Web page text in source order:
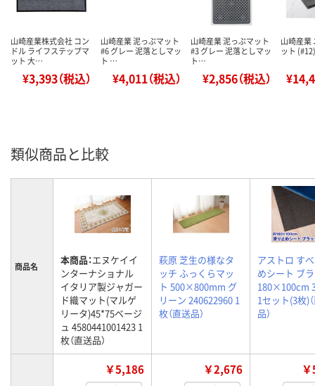
山崎産業株式会社 コン
ドル ライフステップマ
ット 大…
¥3,393（税込）
山崎産業 泥っぷマット
#6 グレー 泥落としマッ
ト …
¥4,011（税込）
山崎産業 泥っぷマット
#3 グレー 泥落としマッ
ト…
¥2,856（税込）
山崎産業
ット
類似商品と比較
商品名 本商品：エヌケイイ
ンターナショナル
イタリア製ジャガー
ド織マット(マルゲ
リータ)45*75ベージ
ュ 4580441001423 1
枚（直送品）
萩原 芝生の様なタ
ッチ ふっくらマッ
ト 500×800mm グ
リーン 240622960 1
枚（直送品）
アストロ す
めシート ブ
180×100cm
1セット(3枚)
品）
￥5,186 ￥2,676